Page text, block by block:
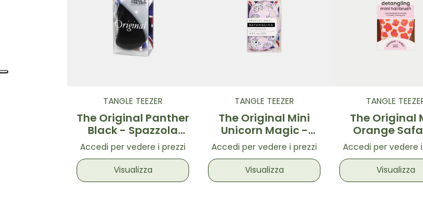
TANGLE TEEZER
The Original Panther
Black - Spazzola
districante Nera
Accedi per vedere i prezzi
Visualizza
TANGLE TEEZER
The Original Mini
Unicorn Magic -
Spazzola districante
mini fantasia
unicorni
Accedi per vedere i prezzi
Visualizza
TANGLE
The Original
Orange
Spazzola
fantasia
leopardata
Accedi per vedere i
Visualizza